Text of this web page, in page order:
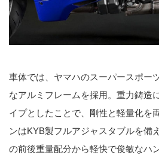
車体では、ヤマハのスーパースポー
なアルミフレームを採用。重力鋳造
イプとしたことで、剛性と軽量化を
ンはKYB製フルアジャスタブルを備
の前後重量配分から軽快で俊敏なハ